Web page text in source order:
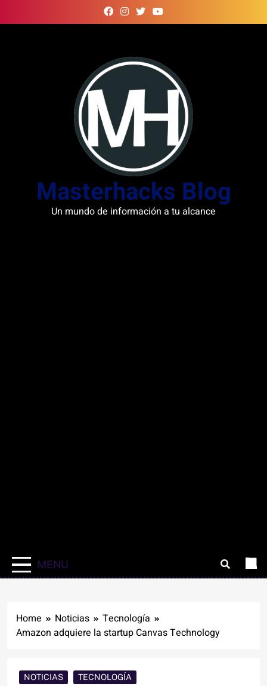
to
Masterhacks Blog
Un mundo de información a tu alcance
MENU
Home Noticias
Tecnología
Amazon adquiere la startup Canvas Technology
NOTICIAS TECNOLOGÍA